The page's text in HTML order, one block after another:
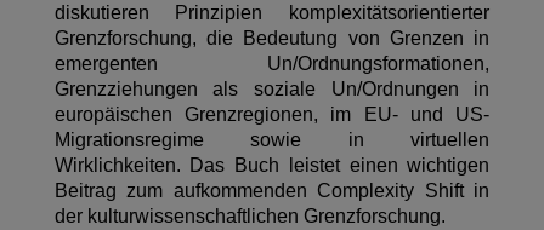
diskutieren Prinzipien komplexitätsorientierter
Grenzforschung, die Bedeutung von Grenzen in
emergenten Un/Ordnungsformationen,
Grenzziehungen als soziale Un/Ordnungen in
europäischen Grenzregionen, im EU- und US-
Migrationsregime sowie in virtuellen
Wirklichkeiten. Das Buch leistet einen wichtigen
Beitrag zum aufkommenden Complexity Shift in
der kulturwissenschaftlichen Grenzforschung.